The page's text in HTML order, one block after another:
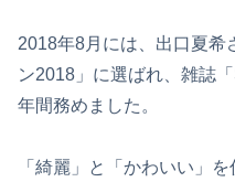
2018年8月には、出口夏希
ン2018」に選ばれ、雑誌
年間務めました。
「綺麗」と「かわいい」